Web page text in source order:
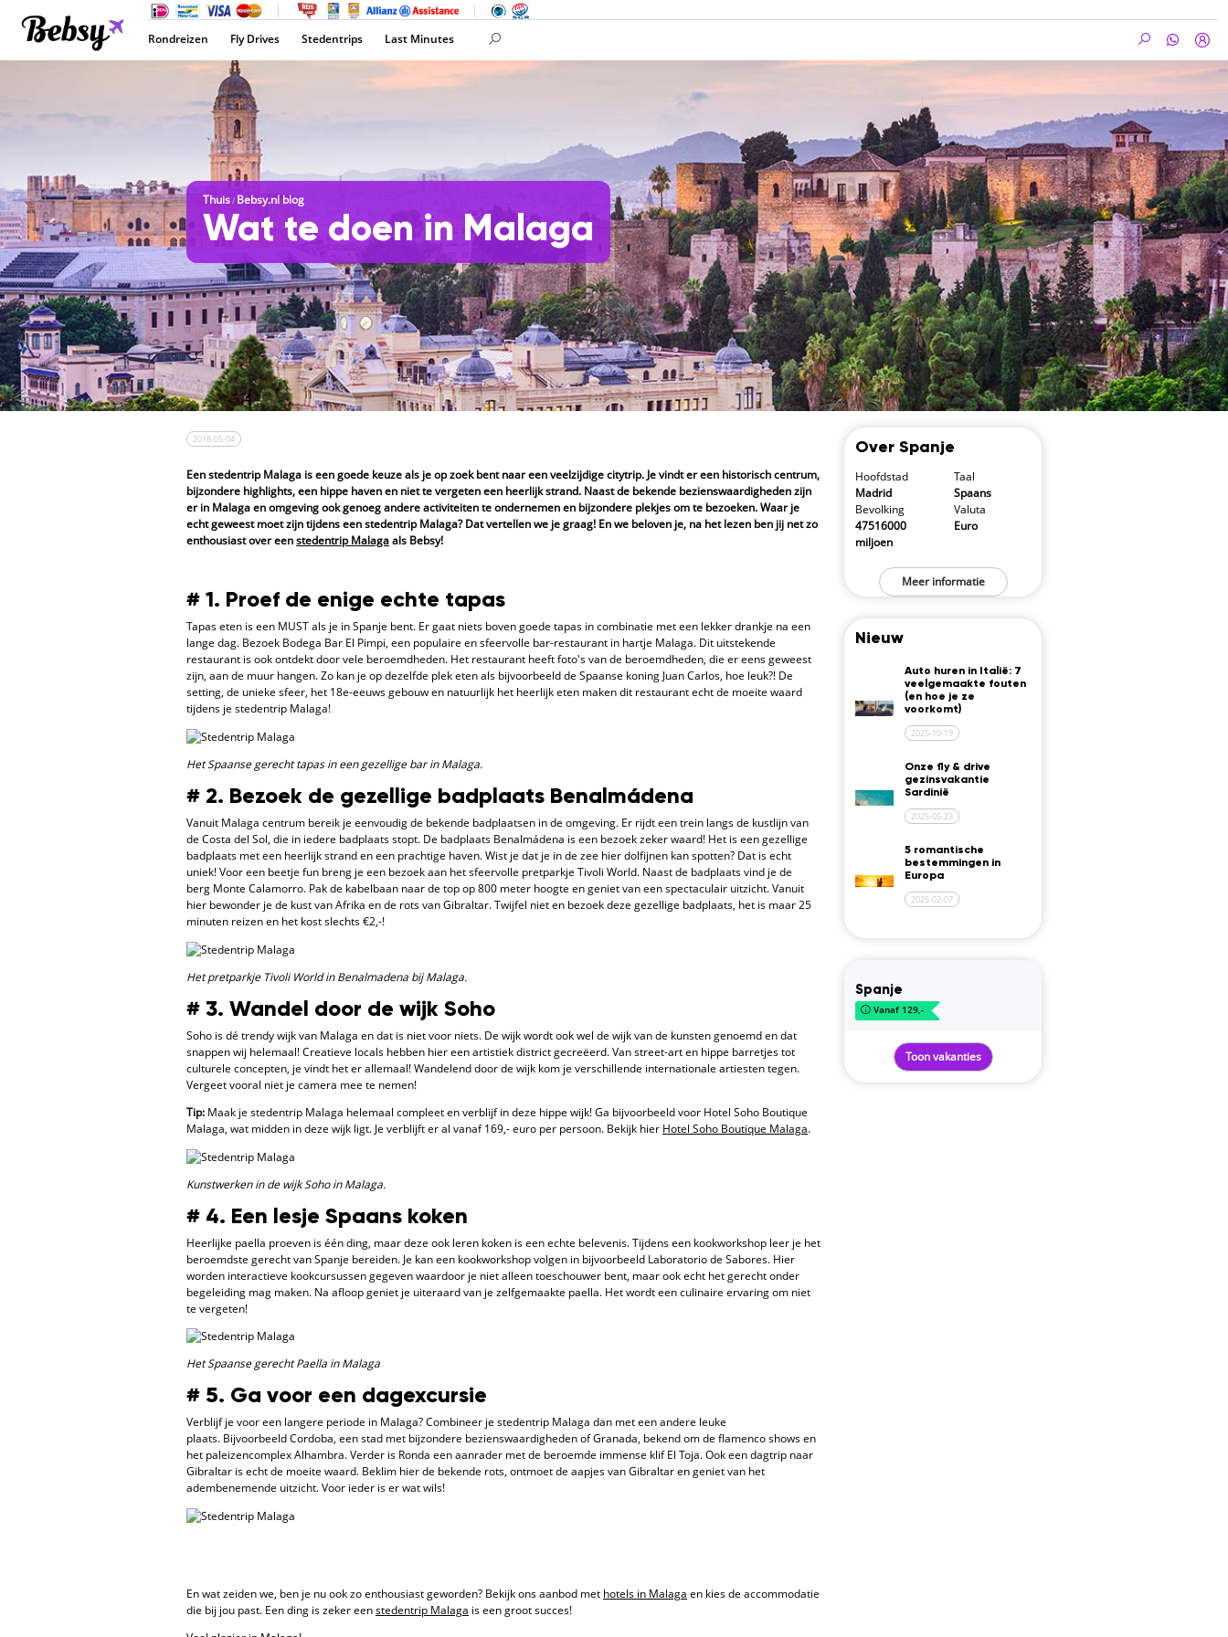
Rondreizen Fly Drives Stedentrips Last Minutes
Thuis/ Bebsy.nl blog
Wat te doen in Malaga
2018-05-04
Een stedentrip Malaga is een goede keuze als je op zoek bent naar een veelzijdige citytrip. Je vindt er een historisch centrum,
bijzondere highlights, een hippe haven en niet te vergeten een heerlijk strand. Naast de bekende bezienswaardigheden zijn
er in Malaga en omgeving ook genoeg andere activiteiten te ondernemen en bijzondere plekjes om te bezoeken. Waar je
echt geweest moet zijn tijdens een stedentrip Malaga? Dat vertellen we je graag! En we beloven je, na het lezen ben jij net zo
enthousiast over eenstedentrip Malagaals Bebsy!
# 1. Proef de enige echte tapas
Tapas eten is een MUST als je in Spanje bent. Er gaat niets boven goede tapas in combinatie met een lekker drankje na een
lange dag. Bezoek Bodega Bar El Pimpi, een populaire en sfeervolle bar-restaurant in hartje Malaga. Dit uitstekende
restaurant is ook ontdekt door vele beroemdheden. Het restaurant heeft foto's van de beroemdheden, die er eens geweest
zijn, aan de muur hangen. Zo kan je op dezelfde plek eten als bijvoorbeeld de Spaanse koning Juan Carlos, hoe leuk?! De
setting, de unieke sfeer, het 18e-eeuws gebouw en natuurlijk het heerlijk eten maken dit restaurant echt de moeite waard
tijdens je stedentrip Malaga!
Het Spaanse gerecht tapas in een gezellige bar in Malaga.
# 2. Bezoek de gezellige badplaats Benalmádena
Vanuit Malaga centrum bereik je eenvoudig de bekende badplaatsen in de omgeving. Er rijdt een trein langs de kustlijn van
de Costa del Sol, die in iedere badplaats stopt. De badplaats Benalmádena is een bezoek zeker waard! Het is een gezellige
badplaats met een heerlijk strand en een prachtige haven. Wist je dat je in de zee hier dolfijnen kan spotten? Dat is echt
uniek! Voor een beetje fun breng je een bezoek aan het sfeervolle pretparkje Tivoli World. Naast de badplaats vind je de
berg Monte Calamorro. Pak de kabelbaan naar de top op 800 meter hoogte en geniet van een spectaculair uitzicht. Vanuit
hier bewonder je de kust van Afrika en de rots van Gibraltar. Twijfel niet en bezoek deze gezellige badplaats, het is maar 25
minuten reizen en het kost slechts €2,-!
Het pretparkje Tivoli World in Benalmadena bij Malaga.
# 3. Wandel door de wijk Soho
Soho is dé trendy wijk van Malaga en dat is niet voor niets. De wijk wordt ook wel de wijk van de kunsten genoemd en dat
snappen wij helemaal! Creatieve locals hebben hier een artistiek district gecreëerd. Van street-art en hippe barretjes tot
culturele concepten, je vindt het er allemaal! Wandelend door de wijk kom je verschillende internationale artiesten tegen.
Vergeet vooral niet je camera mee te nemen!
Tip: Maak je stedentrip Malaga helemaal compleet en verblijf in deze hippe wijk! Ga bijvoorbeeld voor Hotel Soho Boutique
Malaga, wat midden in deze wijk ligt. Je verblijft er al vanaf 169,- euro per persoon. Bekijk hier Hotel Soho Boutique Malaga.
Kunstwerken in de wijk Soho in Malaga.
# 4. Een lesje Spaans koken
Heerlijke paella proeven is één ding, maar deze ook leren koken is een echte belevenis. Tijdens een kookworkshop leer je het
beroemdste gerecht van Spanje bereiden. Je kan een kookworkshop volgen in bijvoorbeeld Laboratorio de Sabores. Hier
worden interactieve kookcursussen gegeven waardoor je niet alleen toeschouwer bent, maar ook echt het gerecht onder
begeleiding mag maken. Na afloop geniet je uiteraard van je zelfgemaakte paella. Het wordt een culinaire ervaring om niet
te vergeten!
Het Spaanse gerecht Paella in Malaga
# 5. Ga voor een dagexcursie
Verblijf je voor een langere periode in Malaga? Combineer je stedentrip Malaga dan met een andere leuke
plaats. Bijvoorbeeld Cordoba, een stad met bijzondere bezienswaardigheden of Granada, bekend om de flamenco shows en
het paleizencomplex Alhambra. Verder is Ronda een aanrader met de beroemde immense klif El Toja. Ook een dagtrip naar
Gibraltar is echt de moeite waard. Beklim hier de bekende rots, ontmoet de aapjes van Gibraltar en geniet van het
adembenemende uitzicht. Voor ieder is er wat wils!
En wat zeiden we, ben je nu ook zo enthousiast geworden? Bekijk ons aanbod met hotels in Malaga en kies de accommodatie
die bij jou past. Een ding is zeker eenstedentrip Malaga is een groot succes!
Over Spanje
Hoofdstad
Madrid
Bevolking
47516000
miljoen
Taal
Spaans
Valuta
Euro
Meer informatie
Nieuw
Auto huren in Italië: 7
veelgemaakte fouten
(en hoe je ze
voorkomt)
2025-10-19
Onze fly & drive
gezinsvakantie
Sardinië
2025-05-23
5 romantische
bestemmingen in
Europa
2025-02-07
Spanje
Vanaf 129,-
Toon vakanties